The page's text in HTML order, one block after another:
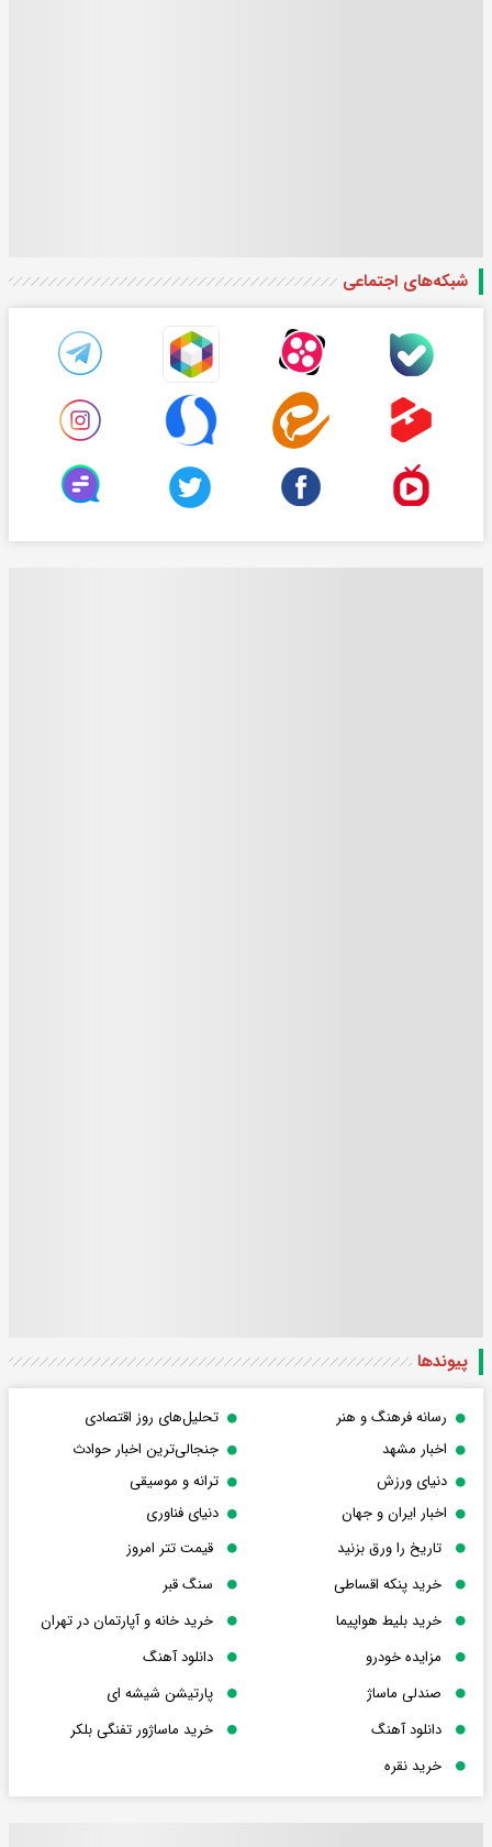
شبکه‌های اجتماعی
پیوندها
رسانه فرهنگ و هنر
تحلیل‌های روز اقتصادی
اخبار مشهد
جنجالی‌ترین اخبار حوادث
دنیای ورزش
ترانه و موسیقی
اخبار ایران و جهان
دنیای فناوری
تاریخ را ورق بزنید
قیمت تتر امروز
خرید پنکه اقساطی
سنگ قبر
خرید بلیط هواپیما
خرید خانه و آپارتمان در تهران
مزایده خودرو
دانلود آهنگ
صندلی ماساژ
پارتیشن شیشه ای
دانلود آهنگ
خرید ماساژور تفنگی بلکر
خرید نقره